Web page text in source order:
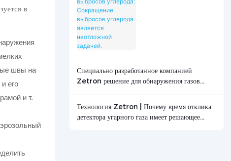
в
швы на
его
и т.
Специально разработанное компанией
Zetron решение для обнаружения газов
Технология Zetron | Почему время отклика
детектора угарного газа имеет решающее